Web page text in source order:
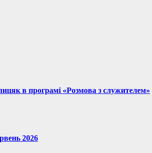
в програмі «Розмова з служителем»
2026